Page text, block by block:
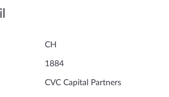
CH
1884
CVC Capital Partners